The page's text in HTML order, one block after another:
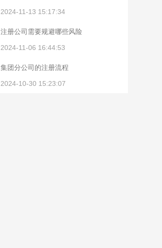
2024-11-13 15:17:34
注册公司需要规避哪些风险
2024-11-06 16:44:53
集团分公司的注册流程
2024-10-30 15:23:07